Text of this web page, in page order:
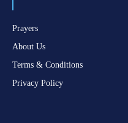
Prayers
About Us
Terms & Conditions
Privacy Policy